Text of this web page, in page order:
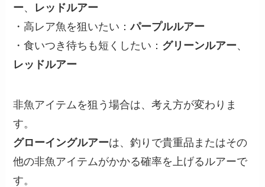
ー、 レッドルアー
・高レア魚を狙いたい：パープルルアー
・食いつき待ちも短くしたい： グリーンルアー、
レッドルアー
非魚アイテムを狙う場合は、考え方が変わりま
す。
グローイングルアーは、釣りで貴重品またはその
他の非魚アイテムがかかる確率を上げるルアーで
す。